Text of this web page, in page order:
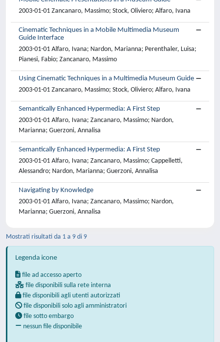
2003-01-01 Zancanaro, Massimo; Stock, Oliviero; Alfaro, Ivana
Cinematic Techniques in a Mobile Multimedia Museum
Guide Interface
2003-01-01 Alfaro, Ivana; Nardon, Marianna; Perenthaler, Luisa;
Pianesi, Fabio; Zancanaro, Massimo
Using Cinematic Techniques in a Multimedia Museum Guide
2003-01-01 Zancanaro, Massimo; Stock, Oliviero; Alfaro, Ivana
Semantically Enhanced Hypermedia: A First Step
2003-01-01 Alfaro, Ivana; Zancanaro, Massimo; Nardon,
Marianna; Guerzoni, Annalisa
Semantically Enhanced Hypermedia: A First Step
2003-01-01 Alfaro, Ivana; Zancanaro, Massimo; Cappelletti,
Alessandro; Nardon, Marianna; Guerzoni, Annalisa
Navigating by Knowledge
2003-01-01 Alfaro, Ivana; Zancanaro, Massimo; Nardon,
Marianna; Guerzoni, Annalisa
Mostrati risultati da 1 a 9 di 9
Legenda icone
file ad accesso aperto
file disponibili sulla rete interna
file disponibili agli utenti autorizzati
file disponibili solo agli amministratori
file sotto embargo
nessun file disponibile